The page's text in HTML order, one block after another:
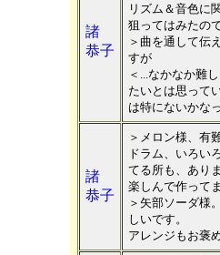
諸
恭子
リズム＆音色に
狙ってはみたの
＞曲を通して伝
すが
＜...なかなか難
たいとは思って
は特にないかな
諸
恭子
＞メロン様、有
ドラム、いろい
てる所も、あり
楽しんで作って
＞矢部ソーダ様
しいです。
アレンジもお褒